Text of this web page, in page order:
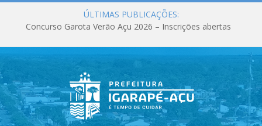
ÚLTIMAS PUBLICAÇÕES:
Concurso Garota Verão Açu 2026 – Inscrições abertas